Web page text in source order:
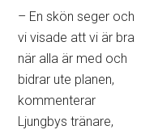
– En skön seger och
vi visade att vi är bra
när alla är med och
bidrar ute planen,
kommenterar
Ljungbys tränare,